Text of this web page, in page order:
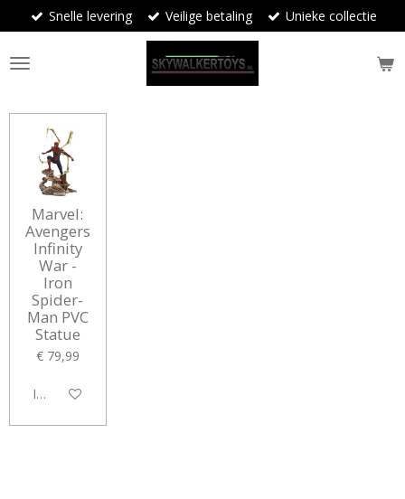
direct
naar
de
Snelle levering Veilige betaling Unieke collectie
Marvel:
Avengers
Infinity
War -
Iron
Spider-
Man PVC
Statue
€ 79,99
In winkelwagen